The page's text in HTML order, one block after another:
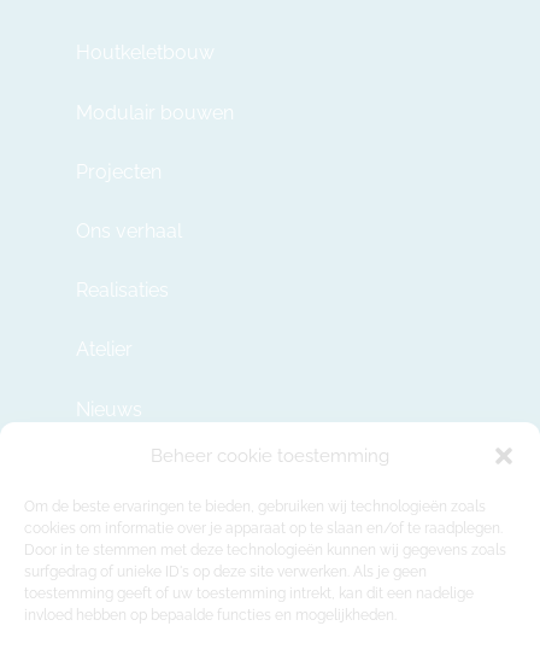
Beheer cookie toestemming
Om de beste ervaringen te bieden, gebruiken wij technologieën zoals
cookies om informatie over je apparaat op te slaan en/of te raadplegen.
Door in te stemmen met deze technologieën kunnen wij gegevens zoals
surfgedrag of unieke ID's op deze site verwerken. Als je geen
toestemming geeft of uw toestemming intrekt, kan dit een nadelige
invloed hebben op bepaalde functies en mogelijkheden.
Houtkeletbouw
Modulair bouwen
Projecten
Ons verhaal
Realisaties
Atelier
Nieuws
info@modulehome.be
+32 2 669 36 50